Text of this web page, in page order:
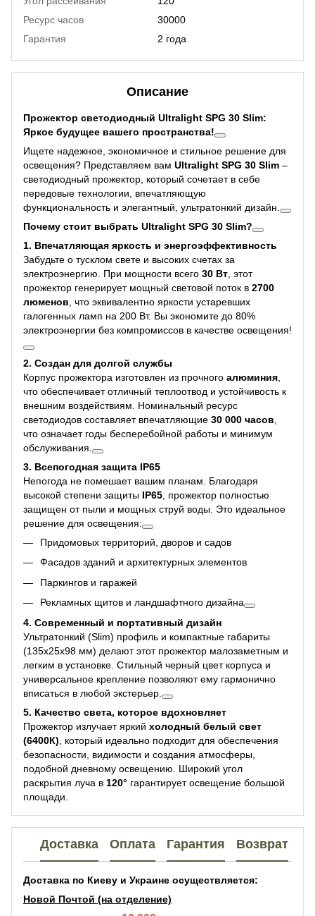
Ресурс часов
30000
Гарантия
2 года
Описание
Прожектор светодиодный Ultralight SPG 30 Slim:
Яркое будущее вашего пространства!
Ищете надежное, экономичное и стильное решение для
освещения? Представляем вам Ultralight SPG 30 Slim –
светодиодный прожектор, который сочетает в себе
передовые технологии, впечатляющую
функциональность и элегантный, ультратонкий дизайн.
Почему стоит выбрать Ultralight SPG 30 Slim?
1. Впечатляющая яркость и энергоэффективность
Забудьте о тусклом свете и высоких счетах за
электроэнергию. При мощности всего 30 Вт , этот
прожектор генерирует мощный световой поток в 2700
люменов , что эквивалентно яркости устаревших
галогенных ламп на 200 Вт. Вы экономите до 80%
электроэнергии без компромиссов в качестве освещения!
2. Создан для долгой службы
Корпус прожектора изготовлен из прочного алюминия
что обеспечивает отличный теплоотвод и устойчивость к
внешним воздействиям. Номинальный ресурс
светодиодов составляет впечатляющие 30 000 часов
что означает годы бесперебойной работы и минимум
обслуживания.
3. Всепогодная защита IP65
Непогода не помешает вашим планам. Благодаря
высокой степени защиты IP65 , прожектор полностью
защищен от пыли и мощных струй воды. Это идеальное
решение для освещения:
Придомовых территорий, дворов и садов
Фасадов зданий и архитектурных элементов
Паркингов и гаражей
Рекламных щитов и ландшафтного дизайна
4. Современный и портативный дизайн
Ультратонкий (Slim) профиль и компактные габариты
(135x25x98 мм) делают этот прожектор малозаметным и
легким в установке. Стильный черный цвет корпуса и
универсальное крепление позволяют ему гармонично
вписаться в любой экстерьер.
5. Качество света, которое вдохновляет
Прожектор излучает яркий холодный белый свет
(6400К) , который идеально подходит для обеспечения
безопасности, видимости и создания атмосферы,
подобной дневному освещению. Широкий угол
раскрытия луча в 120° гарантирует освещение большой
площади.
Доставка Оплата Гарантия Возврат
Доставка по Киеву и Украине осуществляется:
Новой Почтой (на отделение)